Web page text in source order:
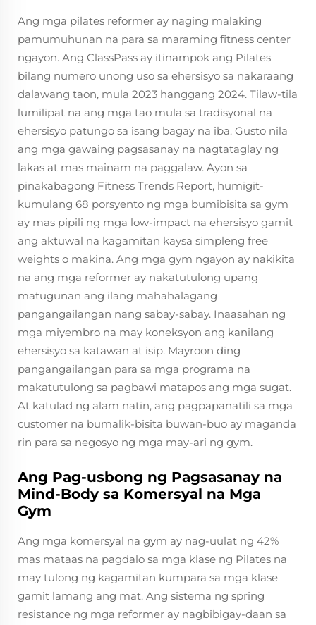
Ang mga pilates reformer ay naging malaking
pamumuhunan na para sa maraming fitness center
ngayon. Ang ClassPass ay itinampok ang Pilates
bilang numero unong uso sa ehersisyo sa nakaraang
dalawang taon, mula 2023 hanggang 2024. Tilaw-tila
lumilipat na ang mga tao mula sa tradisyonal na
ehersisyo patungo sa isang bagay na iba. Gusto nila
ang mga gawaing pagsasanay na nagtataglay ng
lakas at mas mainam na paggalaw. Ayon sa
pinakabagong Fitness Trends Report, humigit-
kumulang 68 porsyento ng mga bumibisita sa gym
ay mas pipili ng mga low-impact na ehersisyo gamit
ang aktuwal na kagamitan kaysa simpleng free
weights o makina. Ang mga gym ngayon ay nakikita
na ang mga reformer ay nakatutulong upang
matugunan ang ilang mahahalagang
pangangailangan nang sabay-sabay. Inaasahan ng
mga miyembro na may koneksyon ang kanilang
ehersisyo sa katawan at isip. Mayroon ding
pangangailangan para sa mga programa na
makatutulong sa pagbawi matapos ang mga sugat.
At katulad ng alam natin, ang pagpapanatili sa mga
customer na bumalik-bisita buwan-buo ay maganda
rin para sa negosyo ng mga may-ari ng gym.
Ang Pag-usbong ng Pagsasanay na
Mind-Body sa Komersyal na Mga
Gym
Ang mga komersyal na gym ay nag-uulat ng 42%
mas mataas na pagdalo sa mga klase ng Pilates na
may tulong ng kagamitan kumpara sa mga klase
gamit lamang ang mat. Ang sistema ng spring
resistance ng mga reformer ay nagbibigay-daan sa